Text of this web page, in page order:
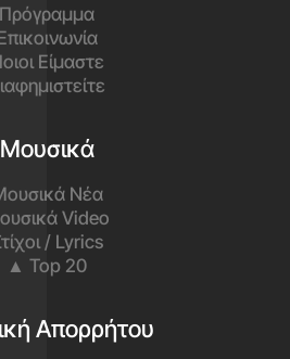
Πρόγραμμα
Είμαστε
Μουσικά
Νέα
Video
/ Lyrics
▲ Top 20
Απορρήτου